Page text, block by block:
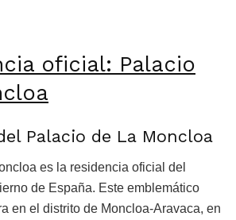
oficial: Palacio
Palacio de La Moncloa
es la residencia oficial del
de España. Este emblemático
en el distrito de Moncloa-Aravaca, en